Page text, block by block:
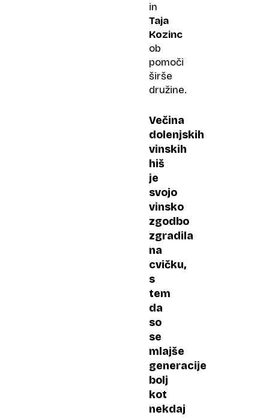
in
Taja
Kozinc
ob
pomoči
širše
družine.
Večina
dolenjskih
vinskih
hiš
je
svojo
vinsko
zgodbo
zgradila
na
cvičku,
s
tem
da
so
se
mlajše
generacije
bolj
kot
nekdaj